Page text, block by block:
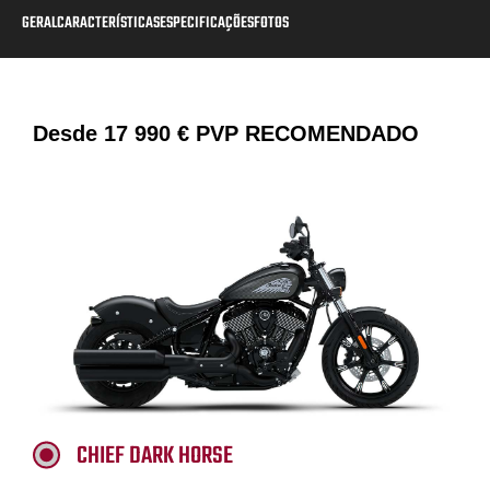
GERALCARACTERÍSTICASESPECIFICAÇÕESFOTOS
Desde 17 990 € PVP RECOMENDADO
CHIEF DARK HORSE